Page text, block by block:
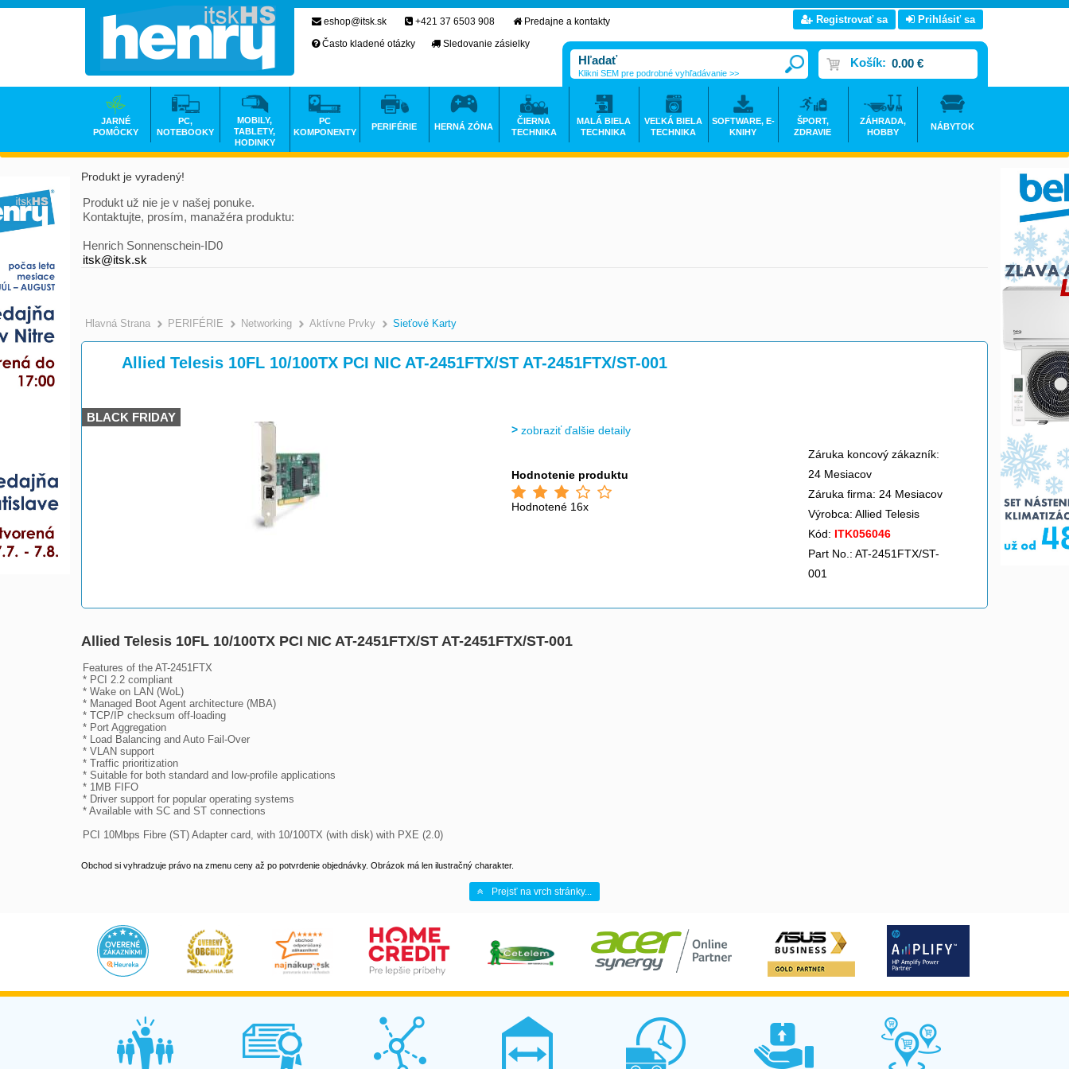
Produkt je vyradený!
Produkt už nie je v našej ponuke.
Kontaktujte, prosím, manažéra produktu:
Henrich Sonnenschein-ID0
itsk@itsk.sk
Hlavná Strana >
PERIFÉRIE >
Networking >
Aktívne Prvky >
Sieťové Karty
Allied Telesis 10FL 10/100TX PCI NIC AT-2451FTX/ST AT-2451FTX/ST-001
BLACK FRIDAY
zobraziť ďalšie detaily
Hodnotenie produktu
Hodnotené 16x
Záruka koncový zákazník:
24 Mesiacov
Záruka firma: 24 Mesiacov
Výrobca: Allied Telesis
Kód: ITK056046
Part No.: AT-2451FTX/ST-
001
Allied Telesis 10FL 10/100TX PCI NIC AT-2451FTX/ST AT-2451FTX/ST-001
Features of the AT-2451FTX
* PCI 2.2 compliant
* Wake on LAN (WoL)
* Managed Boot Agent architecture (MBA)
* TCP/IP checksum off-loading
* Port Aggregation
* Load Balancing and Auto Fail-Over
* VLAN support
* Traffic prioritization
* Suitable for both standard and low-profile applications
* 1MB FIFO
* Driver support for popular operating systems
* Available with SC and ST connections
PCI 10Mbps Fibre (ST) Adapter card, with 10/100TX (with disk) with PXE (2.0)
Obchod si vyhradzuje právo na zmenu ceny až po potvrdenie objednávky. Obrázok má len ilustračný charakter.
Prejsť na vrch stránky...
eshop@itsk.sk +421 37 6503 908
Predajne a kontakty
Často kladené otázky
Sledovanie zásielky
Registrovať sa Prihlásiť sa
Košík: 0.00 €
Klikni SEM pre podrobné vyhľadávanie >>
JARNÉ
POMÔCKY
PC,
NOTEBOOKY
MOBILY,
TABLETY,
HODINKY
PC
KOMPONENTY
PERIFÉRIE HERNÁ ZÓNA
ČIERNA
TECHNIKA
MALÁ BIELA
TECHNIKA
VEĽKÁ BIELA
TECHNIKA
SOFTWARE, E-
KNIHY
ŠPORT,
ZDRAVIE
ZÁHRADA,
HOBBY
NÁBYTOK